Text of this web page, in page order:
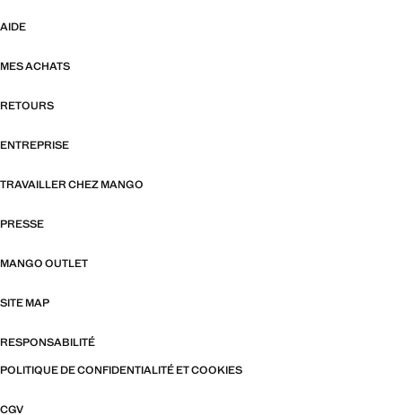
AIDE
MES ACHATS
RETOURS
ENTREPRISE
TRAVAILLER CHEZ MANGO
PRESSE
MANGO OUTLET
SITE MAP
RESPONSABILITÉ
POLITIQUE DE CONFIDENTIALITÉ ET COOKIES
CGV